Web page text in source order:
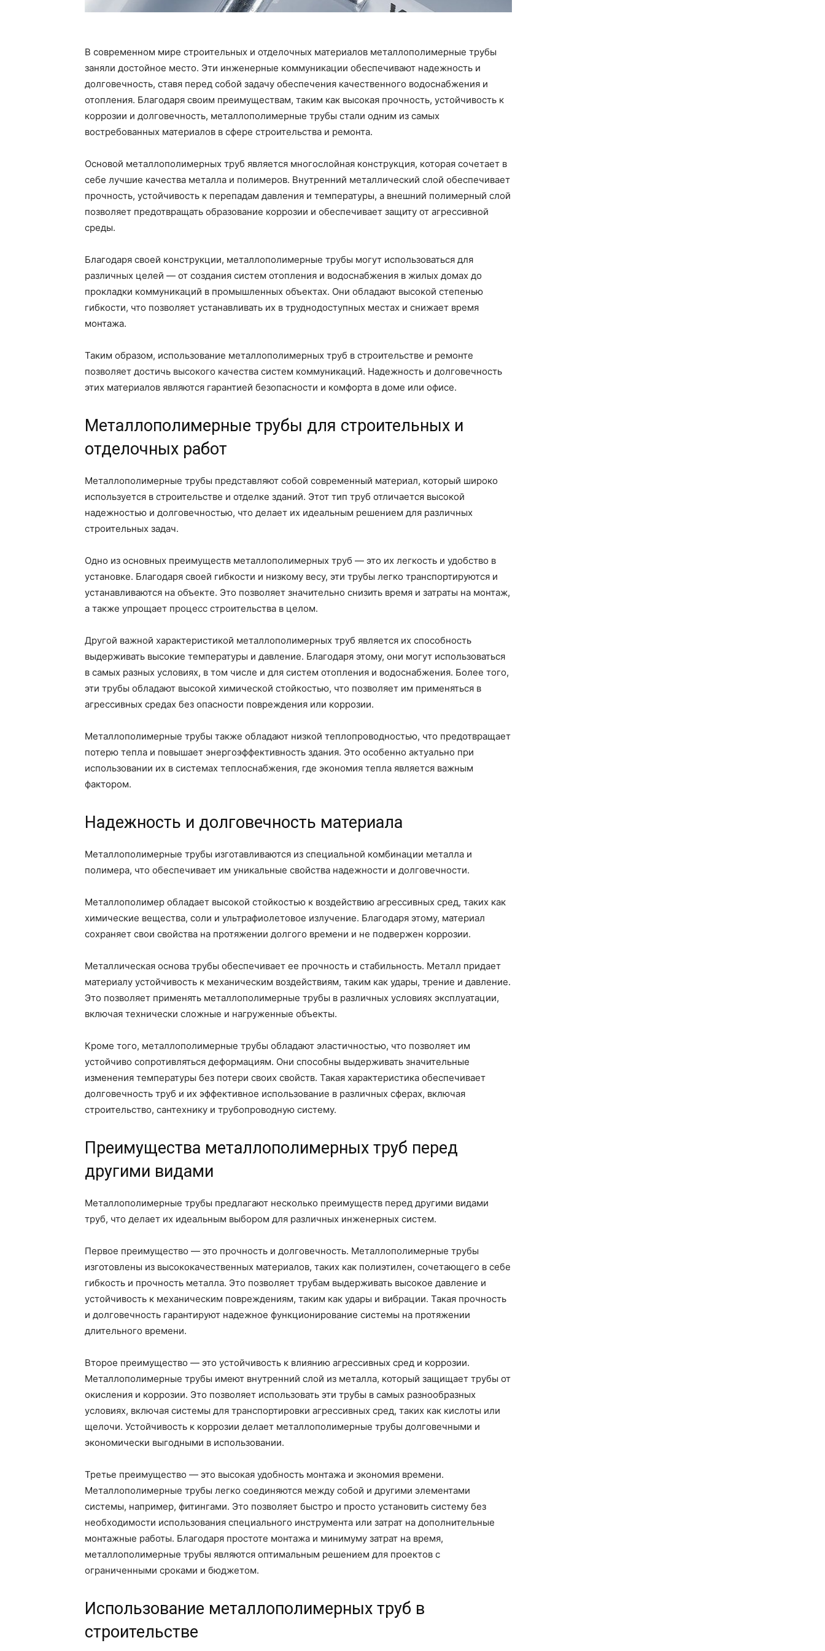
В современном мире строительных и отделочных материалов металлополимерные трубы
заняли достойное место. Эти инженерные коммуникации обеспечивают надежность и
долговечность, ставя перед собой задачу обеспечения качественного водоснабжения и
отопления. Благодаря своим преимуществам, таким как высокая прочность, устойчивость к
коррозии и долговечность, металлополимерные трубы стали одним из самых
востребованных материалов в сфере строительства и ремонта.
Основой металлополимерных труб является многослойная конструкция, которая сочетает в
себе лучшие качества металла и полимеров. Внутренний металлический слой обеспечивает
прочность, устойчивость к перепадам давления и температуры, а внешний полимерный слой
позволяет предотвращать образование коррозии и обеспечивает защиту от агрессивной
среды.
Благодаря своей конструкции, металлополимерные трубы могут использоваться для
различных целей — от создания систем отопления и водоснабжения в жилых домах до
прокладки коммуникаций в промышленных объектах. Они обладают высокой степенью
гибкости, что позволяет устанавливать их в труднодоступных местах и снижает время
монтажа.
Таким образом, использование металлополимерных труб в строительстве и ремонте
позволяет достичь высокого качества систем коммуникаций. Надежность и долговечность
этих материалов являются гарантией безопасности и комфорта в доме или офисе.
Металлополимерные трубы для строительных и
отделочных работ
Металлополимерные трубы представляют собой современный материал, который широко
используется в строительстве и отделке зданий. Этот тип труб отличается высокой
надежностью и долговечностью, что делает их идеальным решением для различных
строительных задач.
Одно из основных преимуществ металлополимерных труб — это их легкость и удобство в
установке. Благодаря своей гибкости и низкому весу, эти трубы легко транспортируются и
устанавливаются на объекте. Это позволяет значительно снизить время и затраты на монтаж,
а также упрощает процесс строительства в целом.
Другой важной характеристикой металлополимерных труб является их способность
выдерживать высокие температуры и давление. Благодаря этому, они могут использоваться
в самых разных условиях, в том числе и для систем отопления и водоснабжения. Более того,
эти трубы обладают высокой химической стойкостью, что позволяет им применяться в
агрессивных средах без опасности повреждения или коррозии.
Металлополимерные трубы также обладают низкой теплопроводностью, что предотвращает
потерю тепла и повышает энергоэффективность здания. Это особенно актуально при
использовании их в системах теплоснабжения, где экономия тепла является важным
фактором.
Надежность и долговечность материала
Металлополимерные трубы изготавливаются из специальной комбинации металла и
полимера, что обеспечивает им уникальные свойства надежности и долговечности.
Металлополимер обладает высокой стойкостью к воздействию агрессивных сред, таких как
химические вещества, соли и ультрафиолетовое излучение. Благодаря этому, материал
сохраняет свои свойства на протяжении долгого времени и не подвержен коррозии.
Металлическая основа трубы обеспечивает ее прочность и стабильность. Металл придает
материалу устойчивость к механическим воздействиям, таким как удары, трение и давление.
Это позволяет применять металлополимерные трубы в различных условиях эксплуатации,
включая технически сложные и нагруженные объекты.
Кроме того, металлополимерные трубы обладают эластичностью, что позволяет им
устойчиво сопротивляться деформациям. Они способны выдерживать значительные
изменения температуры без потери своих свойств. Такая характеристика обеспечивает
долговечность труб и их эффективное использование в различных сферах, включая
строительство, сантехнику и трубопроводную систему.
Преимущества металлополимерных труб перед
другими видами
Металлополимерные трубы предлагают несколько преимуществ перед другими видами
труб, что делает их идеальным выбором для различных инженерных систем.
Первое преимущество — это прочность и долговечность. Металлополимерные трубы
изготовлены из высококачественных материалов, таких как полиэтилен, сочетающего в себе
гибкость и прочность металла. Это позволяет трубам выдерживать высокое давление и
устойчивость к механическим повреждениям, таким как удары и вибрации. Такая прочность
и долговечность гарантируют надежное функционирование системы на протяжении
длительного времени.
Второе преимущество — это устойчивость к влиянию агрессивных сред и коррозии.
Металлополимерные трубы имеют внутренний слой из металла, который защищает трубы от
окисления и коррозии. Это позволяет использовать эти трубы в самых разнообразных
условиях, включая системы для транспортировки агрессивных сред, таких как кислоты или
щелочи. Устойчивость к коррозии делает металлополимерные трубы долговечными и
экономически выгодными в использовании.
Третье преимущество — это высокая удобность монтажа и экономия времени.
Металлополимерные трубы легко соединяются между собой и другими элементами
системы, например, фитингами. Это позволяет быстро и просто установить систему без
необходимости использования специального инструмента или затрат на дополнительные
монтажные работы. Благодаря простоте монтажа и минимуму затрат на время,
металлополимерные трубы являются оптимальным решением для проектов с
ограниченными сроками и бюджетом.
Использование металлополимерных труб в
строительстве